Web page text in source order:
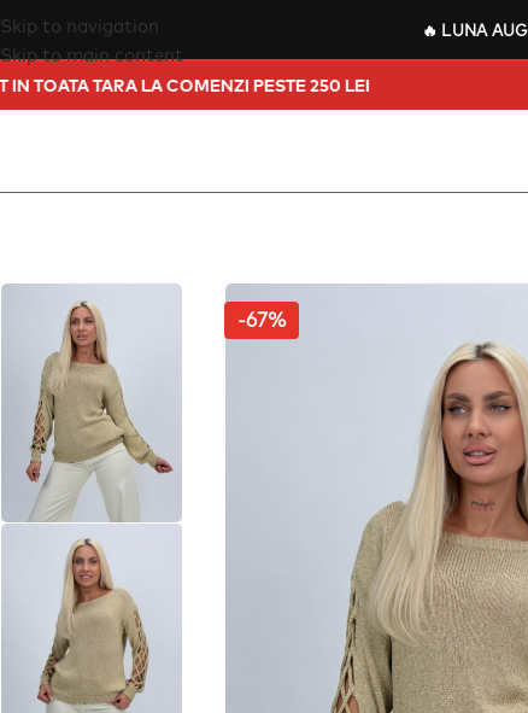
🔥 LUNA
Skip to navigation
Skip to main content
GRATUIT IN TOATA TARA LA COMENZI PESTE 250 LEI
-67%